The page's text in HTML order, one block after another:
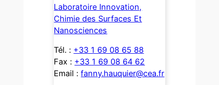
Laboratoire Innovation,
Chimie des Surfaces Et
Nanosciences
Tél. : +33 1 69 08 65 88
Fax : +33 1 69 08 64 62
Email :fanny.hauquier@cea.fr